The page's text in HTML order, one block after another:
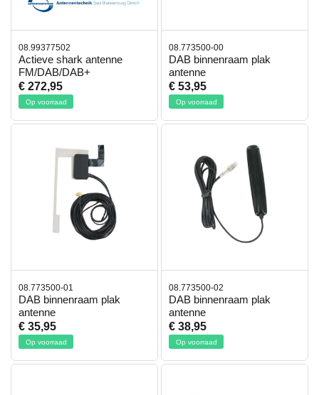
08.99377502
Actieve shark antenne
FM/DAB/DAB+
€ 272,95
Op voorraad
08.773500-00
DAB binnenraam plak
antenne
€ 53,95
Op voorraad
08.773500-01
DAB binnenraam plak
antenne
€ 35,95
Op voorraad
08.773500-02
DAB binnenraam plak
antenne
€ 38,95
Op voorraad